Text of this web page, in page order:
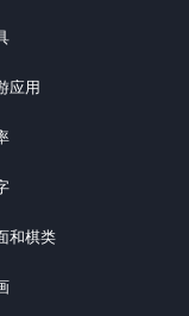
应用
和棋类